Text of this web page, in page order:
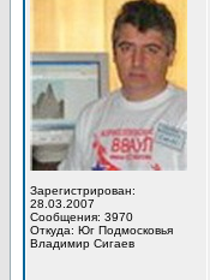
Зарегистрирован:
28.03.2007
Сообщения: 3970
Откуда: Юг Подмосковья
Владимир Сигаев